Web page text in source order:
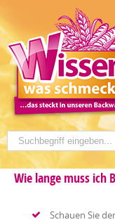
Wie lange muss ich
Schauen Sie